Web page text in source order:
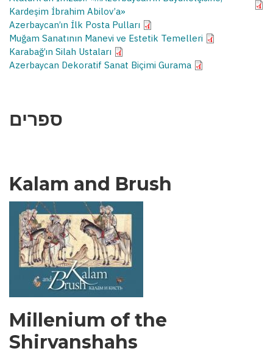
Kardeşim İbrahim Abilov’a»
Azerbaycan’ın İlk Posta Pulları
Muğam Sanatının Manevi ve Estetik Temelleri
Karabağ’ın Silah Ustaları
Azerbaycan Dekoratif Sanat Biçimi Gurama
ספרים
Kalam and Brush
Millenium of the
Shirvanshahs